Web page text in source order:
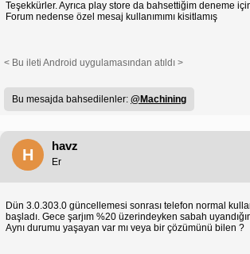
Teşekkürler. Ayrıca play store da bahsettiğim deneme
Forum nedense özel mesaj kullanımımı kisitlamış
< Bu ileti Android uygulamasından atıldı >
Bu mesajda bahsedilenler: @Machining
H
havz
Er
Dün 3.0.303.0 güncellemesi sonrası telefon normal
başladı. Gece şarjım %20 üzerindeyken sabah
Aynı durumu yaşayan var mı veya bir çözümünü bilen ?